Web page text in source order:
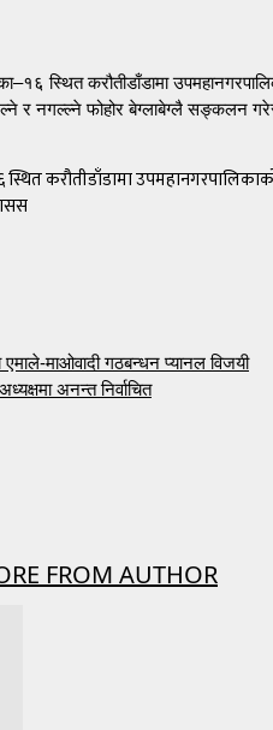
स्थित करौतीडाँडामा
र नगल्ल्ने फोहोर बेग्लाबेग्लै सङ्कलन
करौतीडाँडामा
माओवादी गठबन्धन प्यानल विजयी
अनन्त निर्वाचित
FROM AUTHOR